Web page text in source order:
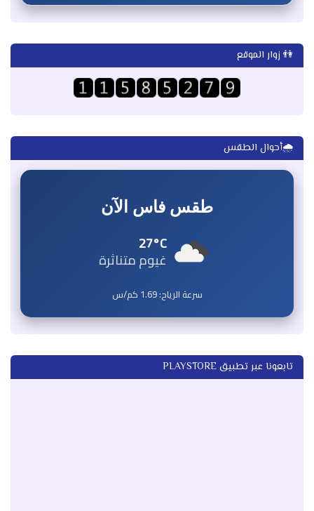
👫 زوار الموقع
🌧️أحوال الطقس
طقس فاس الآن
27°C
غيوم متناثرة
سرعة الرياح:1.69 كم/س
تابعونا عبر تطبيق PLAYSTORE